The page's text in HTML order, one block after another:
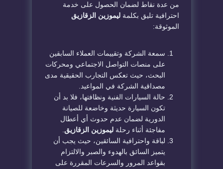
من عدة نقاط لضمان الحصول على خدمة
احترافية تليق بكلمة ليموزين الزقازيق
الموثوقة:
​سمعة الشركة وتقييمات العملاء السابقين
على منصات التواصل الاجتماعي ومحركات
البحث، حيث تعكس التجارب الحقيقية مدى
مصداقية الشركة في المواعيد.
​حالة السيارات الفنية ونظافتها، فلا بد أن
تكون السيارة حديثة وخاضعة للصيانة
الدورية لضمان عدم حدوث أي أعطال
مفاجئة أثناء رحلة ليموزين الزقازيق.
​لباقة واحترافية السائقين، حيث يجب أن
يتميز السائق بالهدوء والصبر والالتزام
بقواعد المرور والسرعات المقررة على